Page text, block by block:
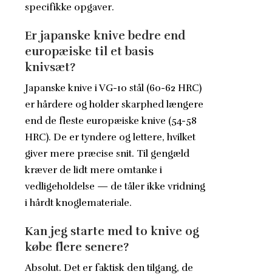
specifikke opgaver.
Er japanske knive bedre end
europæiske til et basis
knivsæt?
Japanske knive i VG-10 stål (60-62 HRC)
er hårdere og holder skarphed længere
end de fleste europæiske knive (54-58
HRC). De er tyndere og lettere, hvilket
giver mere præcise snit. Til gengæld
kræver de lidt mere omtanke i
vedligeholdelse — de tåler ikke vridning
i hårdt knoglemateriale.
Kan jeg starte med to knive og
købe flere senere?
Absolut. Det er faktisk den tilgang, de